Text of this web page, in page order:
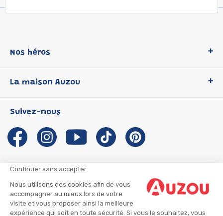
Continuer sans accepter
Nous utilisons des cookies afin de vous
accompagner au mieux lors de votre
visite et vous proposer ainsi la meilleure
expérience qui soit en toute sécurité. Si vous le souhaitez, vous
Nos héros
P'tit Loup
Les Influenceuses
Migali
Petite Taupe
La maison Auzou
Notre histoire
Auzou s'engage
Auteurs et illustrateurs Auzou
Suivre mon colis
Infos consommateur
Suivez-nous
CGU
CGV